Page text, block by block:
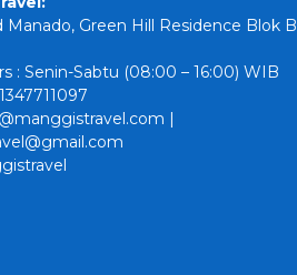
Manado, Green Hill Residence Blok B
: Senin-Sabtu (08:00 – 16:00) WIB
|